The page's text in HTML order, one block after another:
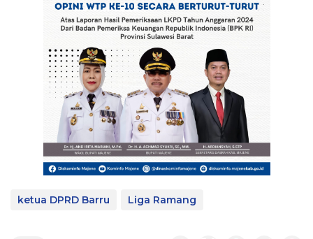
ketua DPRD Barru Liga Ramang